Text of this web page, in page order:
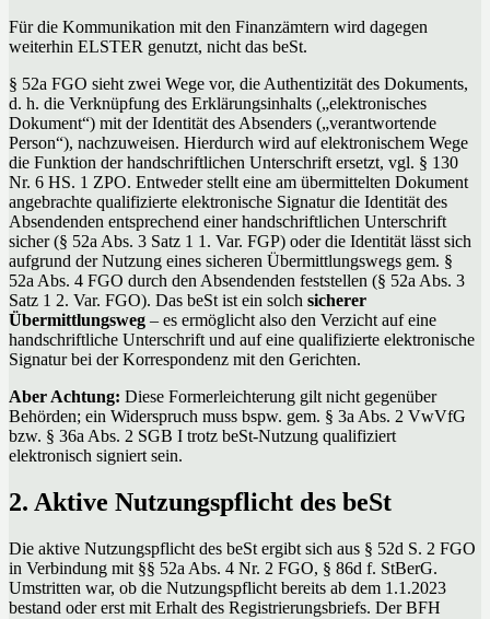
Für die Kommunikation mit den Finanzämtern wird dagegen
weiterhin ELSTER genutzt, nicht das beSt.
§ 52a FGO sieht zwei Wege vor, die Authentizität des Dokuments,
d. h. die Verknüpfung des Erklärungsinhalts („elektronisches
Dokument“) mit der Identität des Absenders („verantwortende
Person“), nachzuweisen. Hierdurch wird auf elektronischem Wege
die Funktion der handschriftlichen Unterschrift ersetzt, vgl. § 130
Nr. 6 HS. 1 ZPO. Entweder stellt eine am übermittelten Dokument
angebrachte qualifizierte elektronische Signatur die Identität des
Absendenden entsprechend einer handschriftlichen Unterschrift
sicher (§ 52a Abs. 3 Satz 1 1. Var. FGP) oder die Identität lässt sich
aufgrund der Nutzung eines sicheren Übermittlungswegs gem. §
52a Abs. 4 FGO durch den Absendenden feststellen (§ 52a Abs. 3
Satz 1 2. Var. FGO). Das beSt ist ein solch sicherer
Übermittlungsweg – es ermöglicht also den Verzicht auf eine
handschriftliche Unterschrift und auf eine qualifizierte elektronische
Signatur bei der Korrespondenz mit den Gerichten.
Aber Achtung: Diese Formerleichterung gilt nicht gegenüber
Behörden; ein Widerspruch muss bspw. gem. § 3a Abs. 2 VwVfG
bzw. § 36a Abs. 2 SGB I trotz beSt-Nutzung qualifiziert
elektronisch signiert sein.
2. Aktive Nutzungspflicht des beSt
Die aktive Nutzungspflicht des beSt ergibt sich aus § 52d S. 2 FGO
in Verbindung mit §§ 52a Abs. 4 Nr. 2 FGO, § 86d f. StBerG.
Umstritten war, ob die Nutzungspflicht bereits ab dem 1.1.2023
bestand oder erst mit Erhalt des Registrierungsbriefs. Der BFH